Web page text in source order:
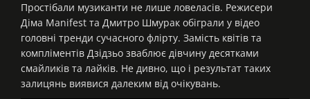
Простібали музиканти не лише ловеласів. Режисери
Діма Manifest та Дмитро Шмурак обіграли у відео
головні тренди сучасного флірту. Замість квітів та
компліментів Дзідзьо зваблює дівчину десятками
смайликів та лайків. Не дивно, що і результат таких
залицянь виявися далеким від очікувань.